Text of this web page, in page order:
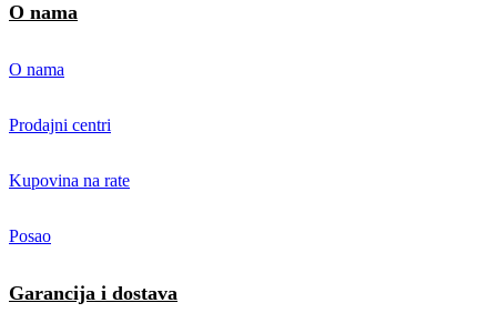
O nama
O nama
Prodajni centri
Kupovina na rate
Posao
Garancija i dostava